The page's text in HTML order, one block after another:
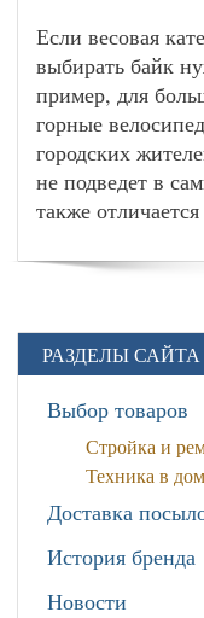
Если весовая
выбирать байк
пример, для
горные
городских
не подведет в
также
РАЗДЕЛЫ САЙТА
Выбор товаров
Стройка и
Техника в
Доставка
История бренда
Новости